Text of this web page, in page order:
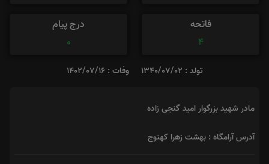
فاتحه
4
درج پیام
0
تولد : 1340/07/02 وفات : 1402/07/16
مادر شهید بزرگوار امید گنجی زاده
آدرس آرامگاه : بهشت زهرا کهنوج